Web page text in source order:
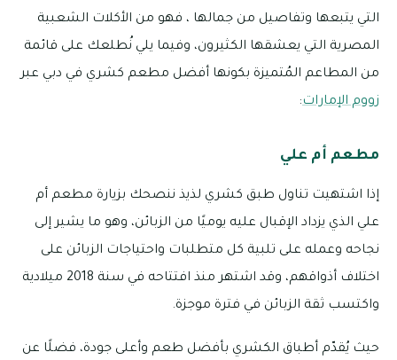
التي يتبعها وتفاصيل من جمالها ، فهو من الأكلات الشعبية
المصرية التي يعشقها الكثيرون، وفيما يلي نُطلعك على قائمة
من المطاعم المُتميزة بكونها أفضل مطعم كشري في دبي عبر
زووم الإمارات:
مطعم أم علي
إذا اشتهيت تناول طبق كشري لذيذ ننصحك بزيارة مطعم أم
علي الذي يزداد الإقبال عليه يوميًا من الزبائن، وهو ما يشير إلى
نجاحه وعمله على تلبية كل متطلبات واحتياجات الزبائن على
اختلاف أذواقهم، وقد اشتهر منذ افتتاحه في سنة 2018 ميلادية
واكتسب ثقة الزبائن في فترة موجزة.
حيث يُقدّم أطباق الكشري بأفضل طعم وأعلى جودة، فضلًا عن